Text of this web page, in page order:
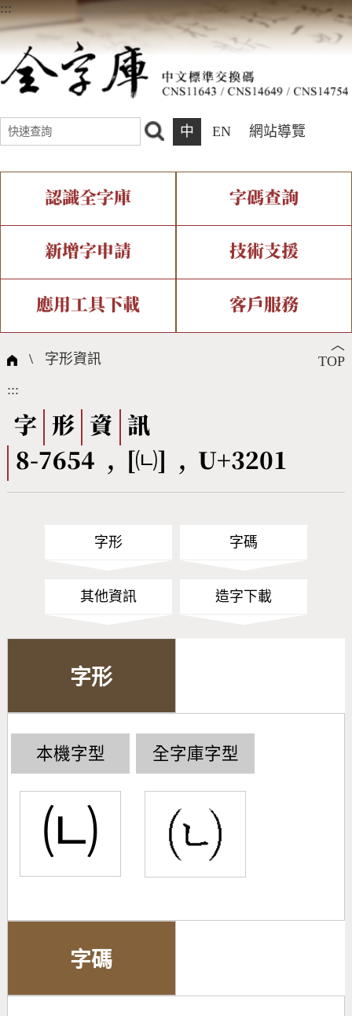
:::
中 EN 網站導覽
認識全字庫
全字庫介紹 全字庫現況
中文碼介紹 專有名詞介紹
國際字碼相關組織
字碼查詢
IDS查詢 部件查詢
複合查詢 注音查詢
筆畫查詢
筆順序查詢
CNS查詢 Unicode查詢
新增字申請
新字申請處理流程
技術支援
字形即時顯示 造字解決方案
全字庫授權 轉碼Web Service
應用工具下載
個人電腦造字處理工具
字形下載
客戶服務
問題集
熱門查詢統計
︿
TOP
\ 字形資訊
:::
字 形 資
訊
8-7654 , [㈁] , U+3201
字形 字碼
其他資訊 造字下載
字形
本機字型
㈁
全字庫字型
字碼